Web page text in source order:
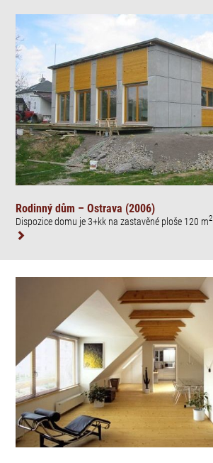
Rodinný dům – Ostrava (2006)
Dispozice domu je 3+kk na zastavěné ploše 120 m2